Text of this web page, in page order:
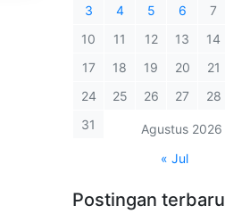
Agustus 2026
3
4 5 6 7
10
11 12 13 14
17
18 19 20 21
24
25 26 27 28
31
« Jul
Postingan terbaru